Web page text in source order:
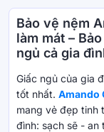
Bảo vệ nệm
làm mát –
ngủ cả gia
Giấc ngủ của gia
tốt nhất. Amando
mang vẻ đẹp tinh
đình: sạch sẽ - an